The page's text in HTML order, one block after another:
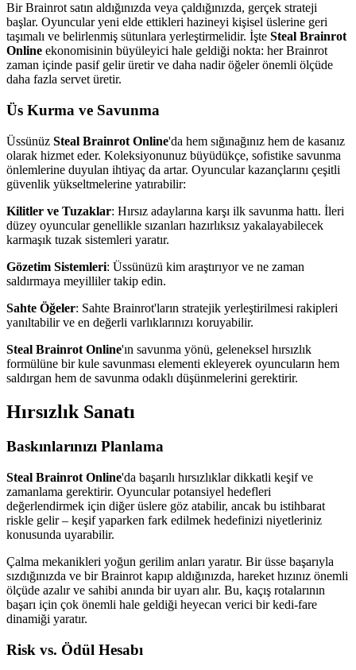
Bir Brainrot satın aldığınızda veya çaldığınızda, gerçek strateji
başlar. Oyuncular yeni elde ettikleri hazineyi kişisel üslerine geri
taşımalı ve belirlenmiş sütunlara yerleştirmelidir. İşte Steal Brainrot
Online ekonomisinin büyüleyici hale geldiği nokta: her Brainrot
zaman içinde pasif gelir üretir ve daha nadir öğeler önemli ölçüde
daha fazla servet üretir.
Üs Kurma ve Savunma
Üssünüz Steal Brainrot Online'da hem sığınağınız hem de kasanız
olarak hizmet eder. Koleksiyonunuz büyüdükçe, sofistike savunma
önlemlerine duyulan ihtiyaç da artar. Oyuncular kazançlarını çeşitli
güvenlik yükseltmelerine yatırabilir:
Kilitler ve Tuzaklar: Hırsız adaylarına karşı ilk savunma hattı. İleri
düzey oyuncular genellikle sızanları hazırlıksız yakalayabilecek
karmaşık tuzak sistemleri yaratır.
Gözetim Sistemleri: Üssünüzü kim araştırıyor ve ne zaman
saldırmaya meyilliler takip edin.
Sahte Öğeler: Sahte Brainrot'ların stratejik yerleştirilmesi rakipleri
yanıltabilir ve en değerli varlıklarınızı koruyabilir.
Steal Brainrot Online'ın savunma yönü, geleneksel hırsızlık
formülüne bir kule savunması elementi ekleyerek oyuncuların hem
saldırgan hem de savunma odaklı düşünmelerini gerektirir.
Hırsızlık Sanatı
Baskınlarınızı Planlama
Steal Brainrot Online'da başarılı hırsızlıklar dikkatli keşif ve
zamanlama gerektirir. Oyuncular potansiyel hedefleri
değerlendirmek için diğer üslere göz atabilir, ancak bu istihbarat
riskle gelir – keşif yaparken fark edilmek hedefinizi niyetleriniz
konusunda uyarabilir.
Çalma mekanikleri yoğun gerilim anları yaratır. Bir üsse başarıyla
sızdığınızda ve bir Brainrot kapıp aldığınızda, hareket hızınız önemli
ölçüde azalır ve sahibi anında bir uyarı alır. Bu, kaçış rotalarının
başarı için çok önemli hale geldiği heyecan verici bir kedi-fare
dinamiği yaratır.
Risk vs. Ödül Hesabı